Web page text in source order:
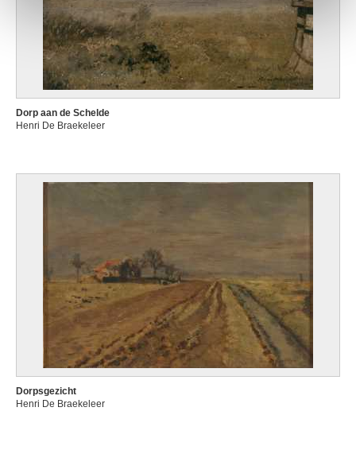
Dorp aan de Schelde
Henri De Braekeleer
Dorpsgezicht
Henri De Braekeleer